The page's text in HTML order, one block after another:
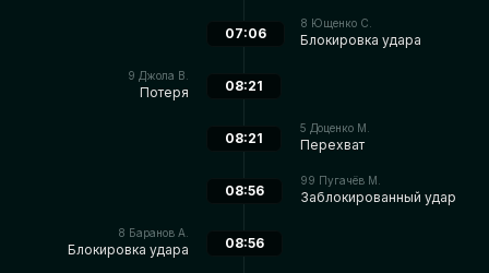
8 Ющенко С.
Блокировка удара
07:06
9 Джола В.
Потеря 08:21
5 Доценко М.
Перехват
08:21
99 Пугачёв М.
Заблокированный удар
08:56
8 Баранов А.
Блокировка удара 08:56